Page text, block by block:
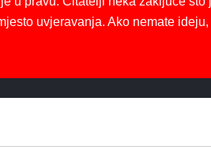
uvjeravanja. Ako nemate